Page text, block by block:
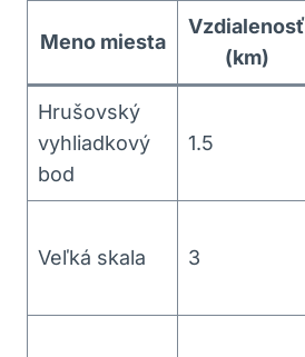
Meno miesta
Vzdialenosť
(km)
Hrušovský
⁣vyhliadkový
bod
1.5
Veľká‌ skala 3